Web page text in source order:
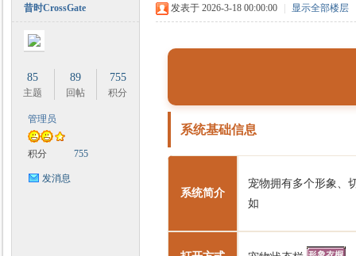
昔时CrossGate
85
主题
89
回帖
755
积分
管理员
积分 755
发消息
发表于 2026-3-18 00:00:00 显示全部楼层
系统基础信息
系统简介
宠物拥有多个形象、
如